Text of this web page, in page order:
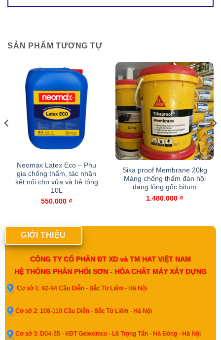
SẢN PHẨM TƯƠNG TỰ
Neomax Latex Eco – Phụ
gia chống thấm, tác nhân
kết nối cho vữa và bê tông
10L
550.000 ₫
Sika proof Membrane 20kg
Màng chống thấm đàn hồi
dạng lỏng gốc bitum
1.480.000 ₫
GIỚI THIỆU
CÔNG TY CỔ PHẦN ĐT XD và TM HAT VIỆT NAM
HỆ THỐNG PHÂN PHỐI SƠN - HÓA CHẤT MÁY XÂY DỰNG
Cơ sở 1: 92-94 Cầu Diễn - Bắc Từ Liêm - Hà Nội
Cơ sở 2: 108-110 Cầu Diễn - Bắc Từ Liêm - Hà Nội
Cơ sở 3: D04-35 - KĐT Geleximco - Lê Trọng Tấn - Hà Đông - Hà Nội